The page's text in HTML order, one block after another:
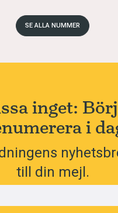
SE ALLA NUMMER
inget:
i
till din mejl.